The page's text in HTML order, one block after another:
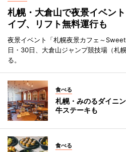
札幌・大倉山で夜景イベン
イブ、リフト無料運行も
夜景イベント「札幌夜景カフェ～
日・30日、大倉山ジャンプ競技場（札
る。
食べる
札幌・みのるダイニ
牛ステーキも
食べる